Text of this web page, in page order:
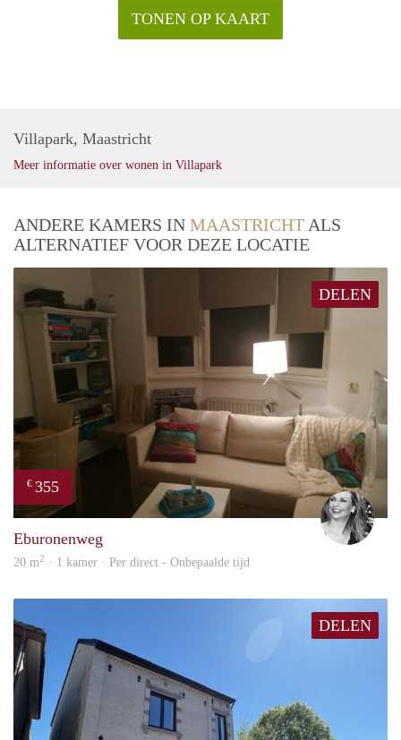
TONEN OP KAART
Villapark, Maastricht
Meer informatie over wonen in Villapark
ANDERE KAMERS IN MAASTRICHT ALS
ALTERNATIEF VOOR DEZE LOCATIE
DELEN
€ 355
Eburonenweg
20 m2 · 1 kamer · Per direct - Onbepaalde tijd
DELEN